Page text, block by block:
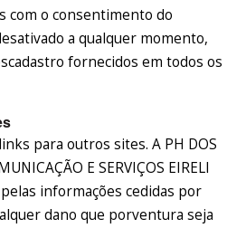
com o consentimento do
a qualquer momento,
fornecidos em todos os
para outros sites. A PH DOS
E SERVIÇOS EIRELI
informações cedidas por
dano que porventura seja